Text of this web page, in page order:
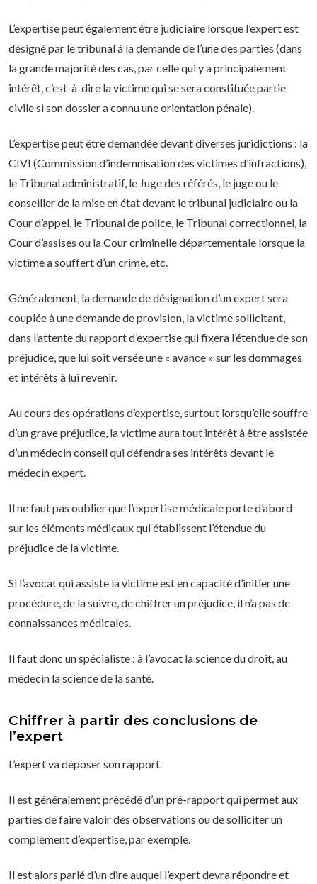
L’expertise peut également être judiciaire lorsque l’expert est
désigné par le tribunal à la demande de l’une des parties (dans
la grande majorité des cas, par celle qui y a principalement
intérêt, c’est-à-dire la victime qui se sera constituée partie
civile si son dossier a connu une orientation pénale).
L’expertise peut être demandée devant diverses juridictions : la
CIVI (Commission d’indemnisation des victimes d’infractions),
le Tribunal administratif, le Juge des référés, le juge ou le
conseiller de la mise en état devant le tribunal judiciaire ou la
Cour d’appel, le Tribunal de police, le Tribunal correctionnel, la
Cour d’assises ou la Cour criminelle départementale lorsque la
victime a souffert d’un crime, etc.
Généralement, la demande de désignation d’un expert sera
couplée à une demande de provision, la victime sollicitant,
dans l’attente du rapport d’expertise qui fixera l’étendue de son
préjudice, que lui soit versée une « avance » sur les dommages
et intérêts à lui revenir.
Au cours des opérations d’expertise, surtout lorsqu’elle souffre
d’un grave préjudice, la victime aura tout intérêt à être assistée
d’un médecin conseil qui défendra ses intérêts devant le
médecin expert.
Il ne faut pas oublier que l’expertise médicale porte d’abord
sur les éléments médicaux qui établissent l’étendue du
préjudice de la victime.
Si l’avocat qui assiste la victime est en capacité d’initier une
procédure, de la suivre, de chiffrer un préjudice, il n’a pas de
connaissances médicales.
Il faut donc un spécialiste : à l’avocat la science du droit, au
médecin la science de la santé.
Chiffrer à partir des conclusions de
l’expert
L’expert va déposer son rapport.
Il est généralement précédé d’un pré-rapport qui permet aux
parties de faire valoir des observations ou de solliciter un
complément d’expertise, par exemple.
Il est alors parlé d’un dire auquel l’expert devra répondre et